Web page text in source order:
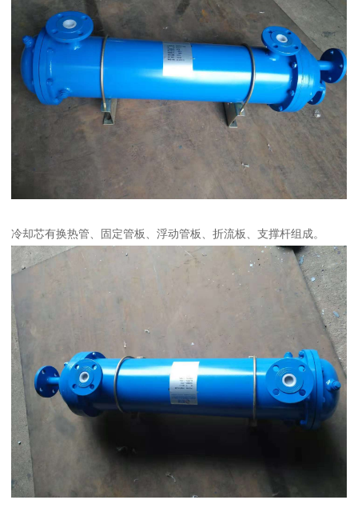
冷却芯有换热管、固定管板、浮动管板、折流板、支撑杆组成。